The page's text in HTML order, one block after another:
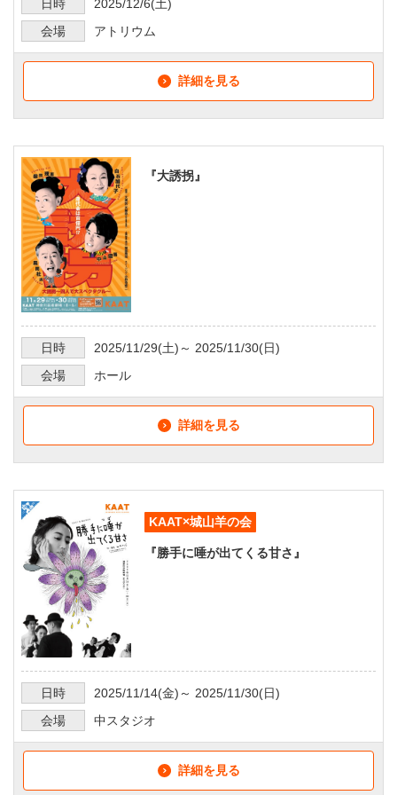
日時 2025/12/6(土)
会場
アトリウム
詳細を見る
『大誘拐』
日時 2025/11/29(土)～ 2025/11/30(日)
会場
ホール
詳細を見る
KAAT×城山羊の会
『勝手に唾が出てくる甘さ』
日時 2025/11/14(金)～ 2025/11/30(日)
会場
中スタジオ
詳細を見る